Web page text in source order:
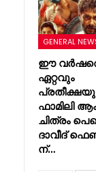
GENERAL
ഈ
ഏറ്റവും
ഫാമിലി
ചിത്രം
ദാവീദ്
ന്…